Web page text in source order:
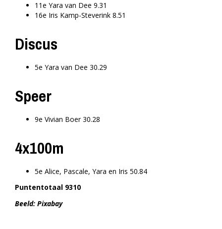
11e Yara van Dee 9.31
16e Iris Kamp-Steverink 8.51
Discus
5e Yara van Dee 30.29
Speer
9e Vivian Boer 30.28
4x100m
5e Alice, Pascale, Yara en Iris 50.84
Puntentotaal 9310
Beeld: Pixabay